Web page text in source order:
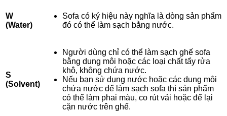
W
(Water)
Sofa có ký hiệu này nghĩa là dòng sản phẩm
đó có thể làm sạch bằng nước.
S
(Solvent)
Người dùng chỉ có thể làm sạch ghế sofa
bằng dung môi hoặc các loại chất tẩy rửa
khô, không chứa nước.
Nếu bạn sử dụng nước hoặc các dung môi
chứa nước để làm sạch sofa thì sản phẩm
có thể làm phai màu, co rút vải hoặc để lại
cặn nước trên ghế.